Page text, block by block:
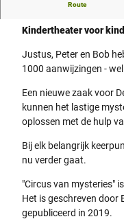
Route
De drie kinderen:
Kindertheater voor
Justus, Peter en Bob
1000 aanwijzingen -
Een nieuwe zaak voor
kunnen het lastige
oplossen met de hulp
Bij elk belangrijk
nu verder gaat.
"Circus van mysteries"
Het is geschreven door
gepubliceerd in 2019.